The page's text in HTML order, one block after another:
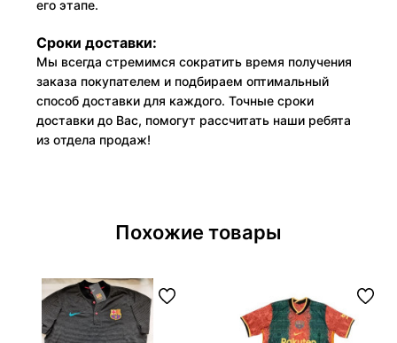
его этапе.
Сроки доставки:
Мы всегда стремимся сократить время получения
заказа покупателем и подбираем оптимальный
способ доставки для каждого. Точные сроки
доставки до Вас, помогут рассчитать наши ребята
из отдела продаж!
Похожие товары